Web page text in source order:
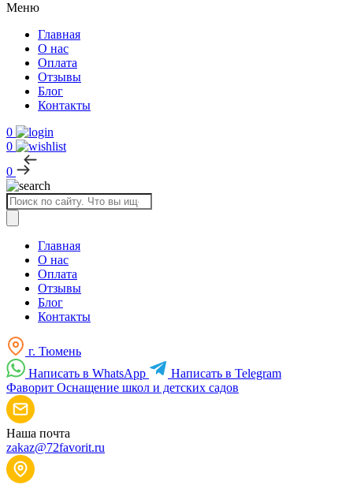
Меню
Главная
О нас
Оплата
Отзывы
Блог
Контакты
0
0
0
Поиск
товаров
Главная
О нас
Оплата
Отзывы
Блог
Контакты
г. Тюмень
Написать в WhatsApp
Написать в Telegram
Фаворит Оснащение школ и детских садов
Наша почта
zakaz@72favorit.ru